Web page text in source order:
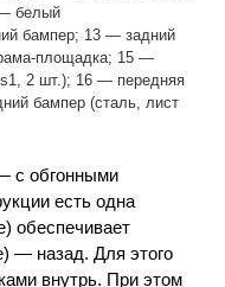
— белый
бампер; 13 — задний
площадка; 15 —
2 шт.); 16 — передняя
бампер (сталь, лист
с обгонными
есть одна
обеспечивает
— назад. Для этого
внутрь. При этом